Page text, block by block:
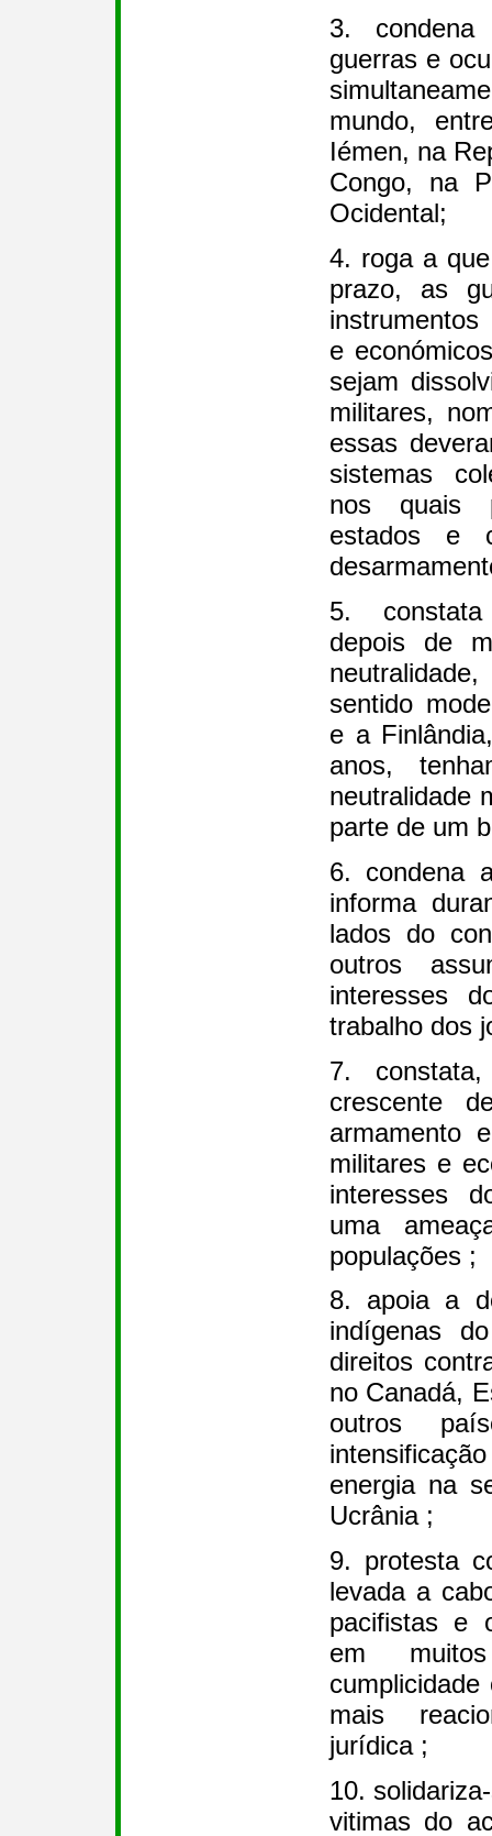
3. condena
guerras e
mundo,
Iémen, na
Congo, na
Ocidental;
4. roga a
prazo, as
e
sejam
militares,
essas
sistemas
nos quais
estados e
5.
depois de
sentido
e a
anos,
neutralidade
parte de um
6. condena
informa
lados do
outros
interesses
trabalho dos
7.
crescente
armamento
militares e
interesses
uma
populações ;
8. apoia a
indígenas
direitos
no Canadá,
outros
energia na
Ucrânia ;
9. protesta
levada a
pacifistas e
em
mais
jurídica ;
10.
vitimas do